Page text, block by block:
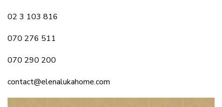
02 3 103 816
070 276 511
070 290 200
contact@elenalukahome.com